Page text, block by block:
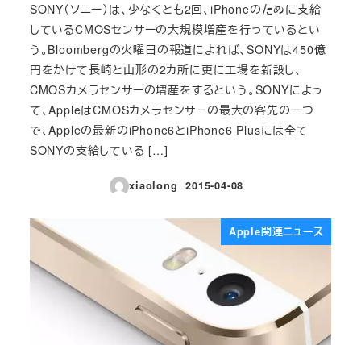
SONY（ソニー）は、少なくとも2回、iPhoneのために支給
しているCMOSセンサーの大規模増産を行っているとい
う。Bloombergの火曜日の報道によれば、SONYは450億
円をかけて長崎と山形の2カ所に更に工場を新設し、
CMOSカメラセンサーの増産をするという。SONYによっ
て、AppleはCMOSカメラセンサーの最大の客先の一つ
で、Appleの最新のiPhone6とiPhone6 Plusには全て
SONYの支給している […]
xiaolong
投稿日
2015-04-08
Apple関連ニュース